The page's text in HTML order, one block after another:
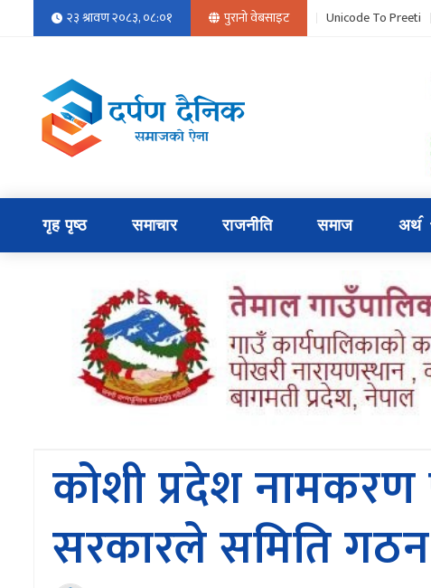
२३ श्रावण २०८३, ०८:०१ पुरानो वेबसाइट Unicode To Preeti
गृह पृष्ठ समाचार राजनीति समाज अथ॔
कोशी प्रदेश
सरकारले समिति गठन